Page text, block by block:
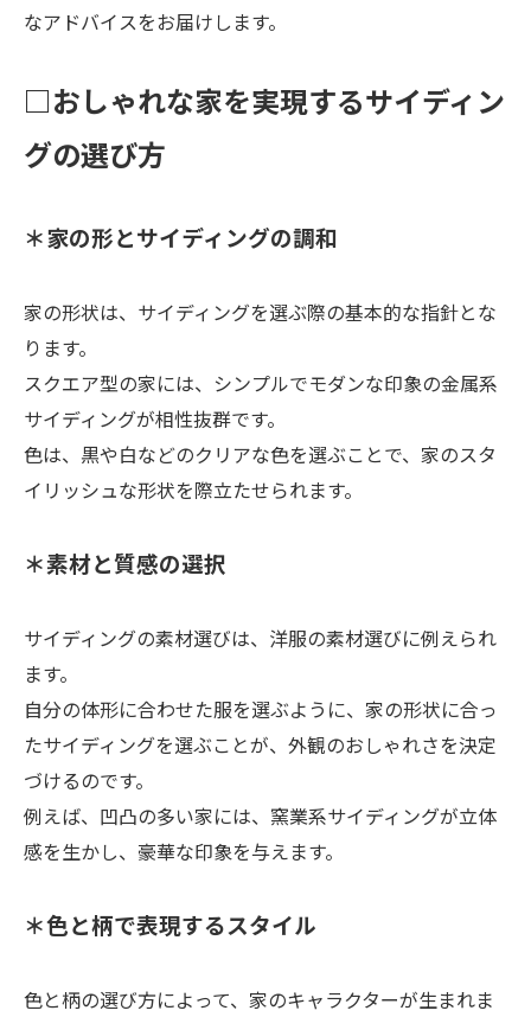
なアドバイスをお届けします。
□おしゃれな家を実現するサイディン
グの選び方
＊家の形とサイディングの調和
家の形状は、サイディングを選ぶ際の基本的な指針とな
ります。
スクエア型の家には、シンプルでモダンな印象の金属系
サイディングが相性抜群です。
色は、黒や白などのクリアな色を選ぶことで、家のスタ
イリッシュな形状を際立たせられます。
＊素材と質感の選択
サイディングの素材選びは、洋服の素材選びに例えられ
ます。
自分の体形に合わせた服を選ぶように、家の形状に合っ
たサイディングを選ぶことが、外観のおしゃれさを決定
づけるのです。
例えば、凹凸の多い家には、窯業系サイディングが立体
感を生かし、豪華な印象を与えます。
＊色と柄で表現するスタイル
色と柄の選び方によって、家のキャラクターが生まれま